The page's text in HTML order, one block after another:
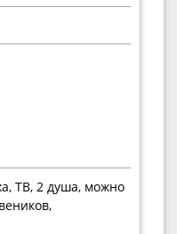
ТВ, 2 душа, можно